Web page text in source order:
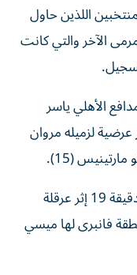
اللذين حاول
الآخر والتي كانت
الأهلي ياسر
عرضية لزميله مروان
(15).
وحصلت الأرجنتين على ركلة جزاء في الدقيقة 19 إثر عرقلة
فانبرى لها ميسي